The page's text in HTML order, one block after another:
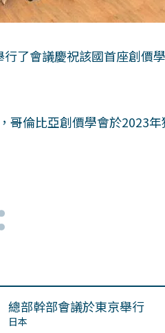
了會議慶祝該國首座創價
哥倫比亞創價學會於2023
總部幹部會議於東京舉行
日本